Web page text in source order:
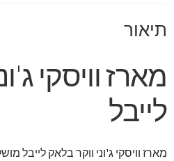
תיאור
מארז וויסקי
לייבל
מארז וויסקי ג'וני ווקר בלאק לייבל